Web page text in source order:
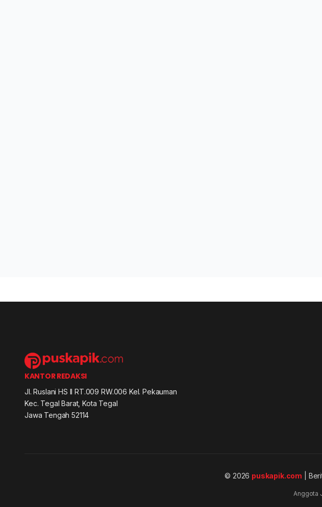
KANTOR REDAKSI
Jl. Ruslani HS II RT.009 RW.006 Kel. Pekauman
Kec. Tegal Barat, Kota Tegal
Jawa Tengah 52114
© 2026 puskapik.com |
Anggota